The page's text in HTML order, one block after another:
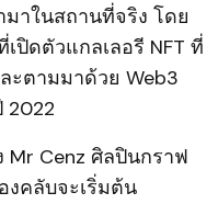
มาในสถานที่จริง โดย
ปิดตัวแกลเลอรี NFT ที่
ะตามมาด้วย Web3
2022
Mr Cenz ศิลปินกราฟ
งคลับจะเริ่มต้น